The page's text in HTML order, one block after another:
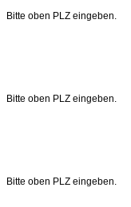
Bitte oben PLZ eingeben.
Bitte oben PLZ eingeben.
Bitte oben PLZ eingeben.